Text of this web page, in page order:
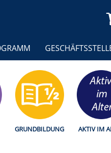
GRUNDBILDUNG AKTIV IM